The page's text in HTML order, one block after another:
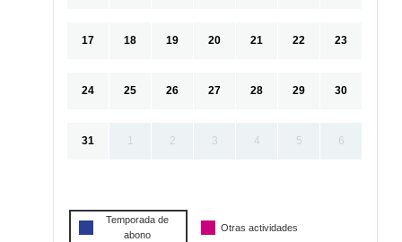
17 18 19 20 21 22 23
24 25 26 27 28 29 30
31 1 2 3 4 5 6
Temporada de
abono
Otras actividades